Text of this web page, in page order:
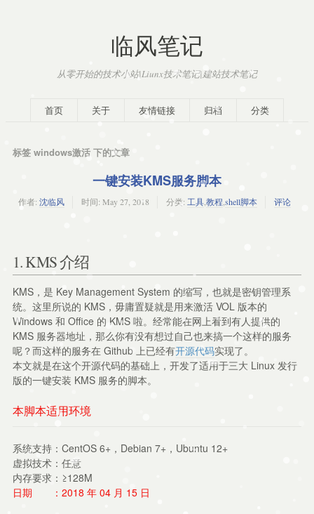
临风笔记
从零开始的技术小站|Liunx技术笔记|建站技术笔记
首页 关于 友情链接 归档 分类
标签 windows激活 下的文章
一键安装KMS服务脚本
作者: 沈临风 时间: May 27, 2018 分类: 工具,教程 shell脚本 评论
1. KMS 介绍
KMS，是 Key Management System 的缩写，也就是密钥管理系
统。这里所说的 KMS，毋庸置疑就是用来激活 VOL 版本的
Windows 和 Office 的 KMS 啦。经常能在网上看到有人提供的
KMS 服务器地址，那么你有没有想过自己也来搞一个这样的服务
呢？而这样的服务在 Github 上已经有开源代码实现了。
本文就是在这个开源代码的基础上，开发了适用于三大 Linux 发行
版的一键安装 KMS 服务的脚本。
本脚本适用环境
系统支持：CentOS 6+，Debian 7+，Ubuntu 12+
虚拟技术：任意
内存要求：≥128M
日期 ：2018 年 04 月 15 日